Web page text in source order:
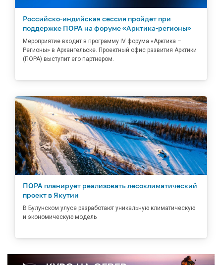
Российско-индийская сессия пройдет при
поддержке ПОРА на форуме «Арктика-регионы»
Мероприятие входит в программу IV форума «Арктика –
Регионы» в Архангельске. Проектный офис развития Арктики
(ПОРА) выступит его партнером.
ПОРА планирует реализовать лесоклиматический
проект в Якутии
В Булунском улусе разработают уникальную климатическую
и экономическую модель